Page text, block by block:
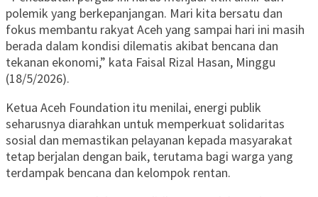
polemik yang berkepanjangan. Mari kita bersatu dan
fokus membantu rakyat Aceh yang sampai hari ini masih
berada dalam kondisi dilematis akibat bencana dan
tekanan ekonomi,” kata Faisal Rizal Hasan, Minggu
(18/5/2026).
Ketua Aceh Foundation itu menilai, energi publik
seharusnya diarahkan untuk memperkuat solidaritas
sosial dan memastikan pelayanan kepada masyarakat
tetap berjalan dengan baik, terutama bagi warga yang
terdampak bencana dan kelompok rentan.